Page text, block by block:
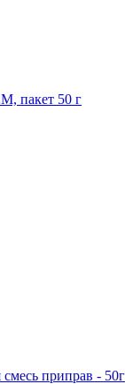
пакет 50 г
приправ - 50г